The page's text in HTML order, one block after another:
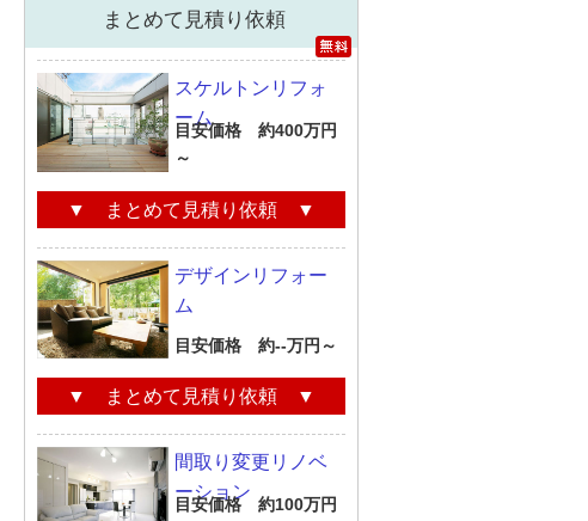
まとめて見積り依頼
スケルトンリフォ
ーム
目安価格 約400万円
～
▼ まとめて見積り依頼 ▼
デザインリフォー
ム
目安価格 約--万円～
▼ まとめて見積り依頼 ▼
間取り変更リノベ
ーション
目安価格 約100万円